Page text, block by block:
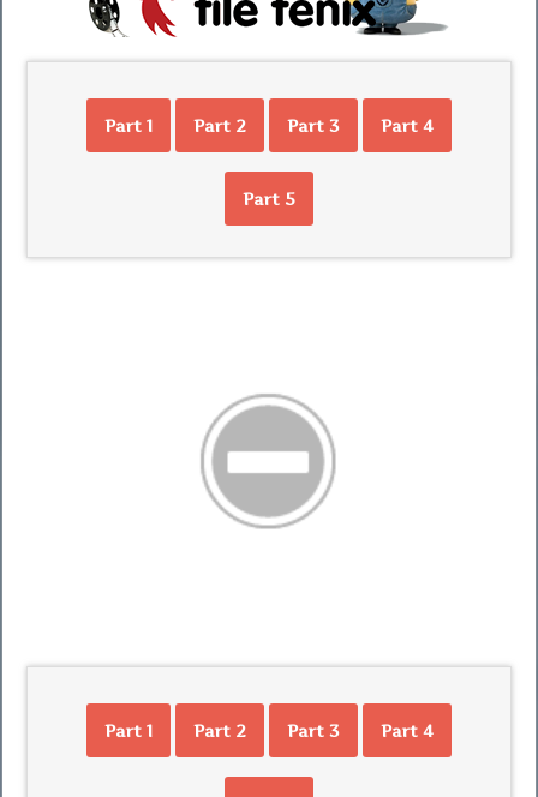
Part 1 Part 2 Part 3 Part 4
Part 5
Part 1 Part 2 Part 3 Part 4